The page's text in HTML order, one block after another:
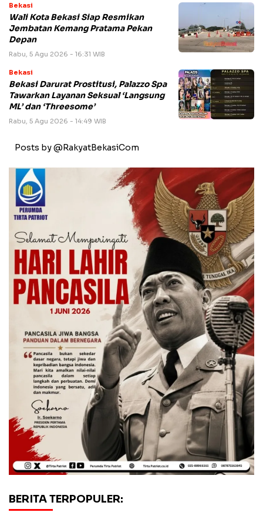
Bekasi
Wali Kota Bekasi Siap Resmikan
Jembatan Kemang Pratama Pekan
Depan
Rabu, 5 Agu 2026 - 16:31 WIB
Bekasi
Bekasi Darurat Prostitusi, Palazzo Spa
Tawarkan Layanan Seksual ‘Langsung
ML’ dan ‘Threesome’
Rabu, 5 Agu 2026 - 14:49 WIB
Posts by @RakyatBekasiCom
BERITA TERPOPULER: